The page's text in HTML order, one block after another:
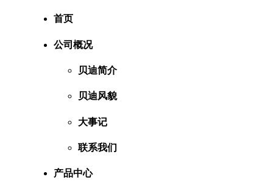
首页
公司概况
贝迪简介
贝迪风貌
大事记
联系我们
产品中心